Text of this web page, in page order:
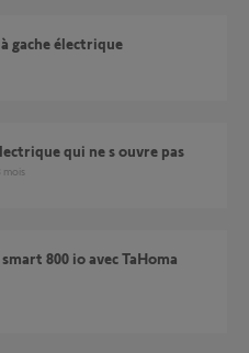
gache électrique
qui ne s ouvre pas
mois